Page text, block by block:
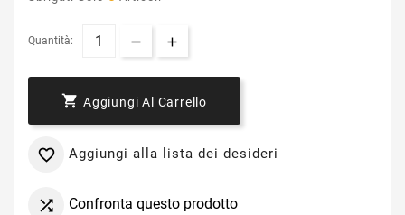
Quantità:
 Aggiungi Al Carrello
 Aggiungi alla lista dei desideri
 Confronta questo prodotto